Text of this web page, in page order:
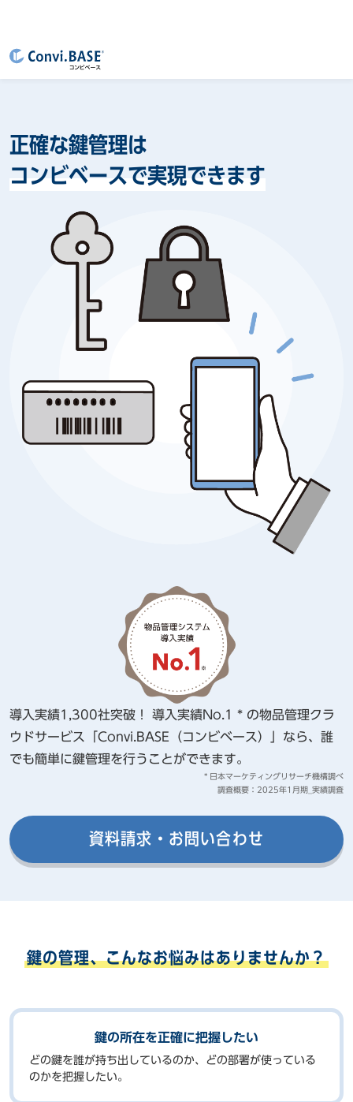
正確な鍵管理は
コンビベースで実現できます
導入実績1,300社突破！ 導入実績No.1 * の物品管理クラ
ウドサービス「Convi.BASE（コンビベース）」なら、誰
でも簡単に鍵管理を行うことができます。​
* ⽇本マーケティングリサーチ機構調べ
調査概要：2025年1月期_実績調査
資料請求・お問い合わせ
鍵の管理、こんなお悩みはありませんか？
鍵の所在を正確に把握したい
どの鍵を誰が持ち出しているのか、どの部署が使っている
のかを把握したい。